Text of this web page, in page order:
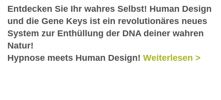
Entdecken Sie Ihr wahres Selbst! Human Design
und die Gene Keys ist ein revolutionäres neues
System zur Enthüllung der DNA deiner wahren
Natur!
Hypnose meets Human Design! Weiterlesen >